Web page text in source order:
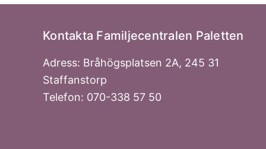
Kontakta Familjecentralen Paletten
Adress: Bråhögsplatsen 2A, 245 31
Staffanstorp
Telefon: 070-338 57 50